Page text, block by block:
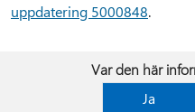
uppdatering 5000848.
Var den här
Ja